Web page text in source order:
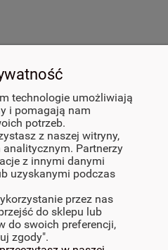
technologie umożliwiają
i pomagają nam
potrzeb.
z naszej witryny,
Partnerzy
z innymi danymi
uzyskanymi podczas
przez nas
do sklepu lub
do swoich preferencji,
zgody".